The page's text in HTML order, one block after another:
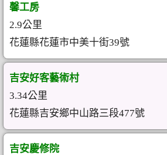
馨工房
2.9公里
花蓮縣花蓮市中美十街39號
吉安好客藝術村
3.34公里
花蓮縣吉安鄉中山路三段477號
吉安慶修院